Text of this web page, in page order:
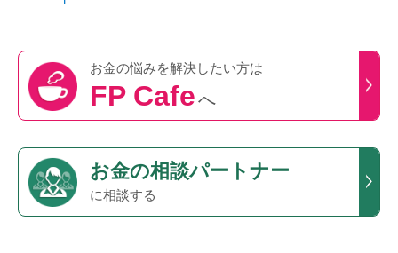
お金の悩みを解決したい方は
FP Cafeへ
お金の相談パートナー
に相談する